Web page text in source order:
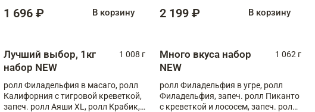
1 696 ₽ В корзину 2 199 ₽ В корзину
Лучший выбор, 1кг
набор NEW
1 008 г
ролл Филадельфия в масаго, ролл
Калифорния с тигровой креветкой,
запеч. ролл Аяши XL, ролл Крабик,
Много вкуса набор
NEW
1 062 г
ролл Филадельфия в угре, ролл
Филадельфия, запеч. ролл Пиканто
с креветкой и лососем, запеч. ролл